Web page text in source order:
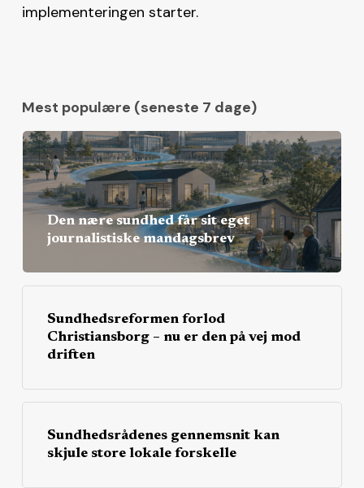
implementeringen starter.
Mest populære (seneste 7 dage)
Den nære sundhed får sit eget
journalistiske mandagsbrev
Sundhedsreformen forlod
Christiansborg – nu er den på vej mod
driften
Sundhedsrådenes gennemsnit kan
skjule store lokale forskelle